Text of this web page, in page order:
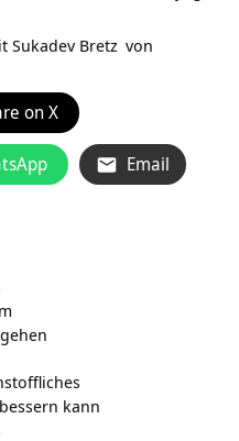
Sukadev Bretz von
on X
Email
kann